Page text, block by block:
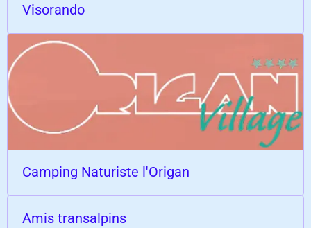
Visorando
Camping Naturiste l'Origan
Amis transalpins